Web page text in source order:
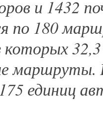
и 1432
по 180
которых
маршруты.
единиц